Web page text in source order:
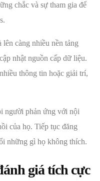
chắc và sự tham gia để
càng nhiều nền tảng
nhật nguồn cấp dữ liệu.
thông tin hoặc giải trí,
người phản ứng với nội
của họ. Tiếp tục đăng
những gì họ không thích.
giá tích cực